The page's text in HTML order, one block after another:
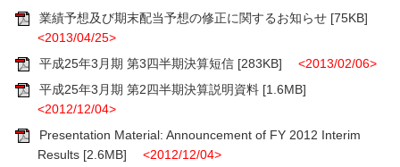
業績予想及び期末配当予想の修正に関するお知らせ[75KB]
<2013/04/25>
平成25年3月期 第3四半期決算短信[283KB] <2013/02/06>
平成25年3月期 第2四半期決算説明資料[1.6MB]
<2012/12/04>
Presentation Material: Announcement of FY 2012 Interim
Results[2.6MB] <2012/12/04>